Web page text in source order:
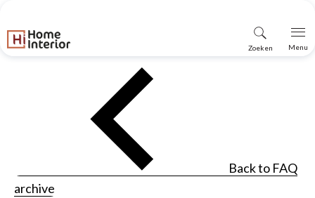
Zoeken Menu
Back to FAQ
archive